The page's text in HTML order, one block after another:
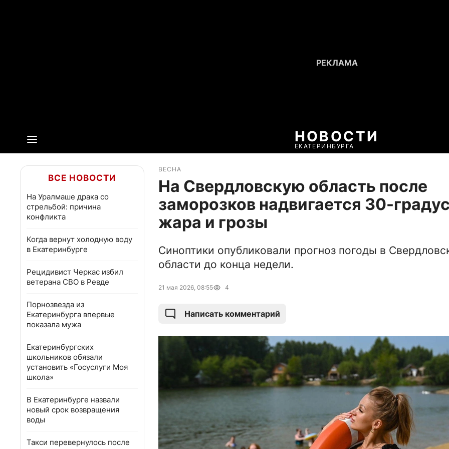
НОВОСТИ
ЕКАТЕРИНБУРГА
ВСЕ НОВОСТИ
На Уралмаше драка со
стрельбой: причина
конфликта
Когда вернут холодную воду
в Екатеринбурге
Рецидивист Черкас избил
ветерана СВО в Ревде
Порнозвезда из
Екатеринбурга впервые
показала мужа
Екатеринбургских
школьников обязали
установить «Госуслуги Моя
школа»
В Екатеринбурге назвали
новый срок возвращения
воды
Такси перевернулось после
ВЕСНА
На Свердловскую область после
заморозков надвигается 30-
жара и грозы
Синоптики опубликовали прогноз погоды в
области до конца недели.
21 мая 2026, 08:55 4
Написать комментарий